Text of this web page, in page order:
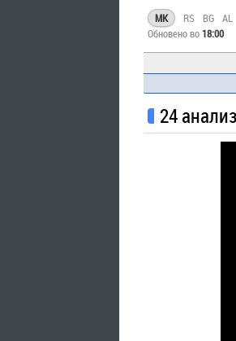
MK RS BG AL
Обновено во 18:00
24